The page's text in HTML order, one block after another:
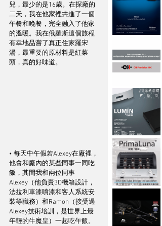
兒，最少的是16歲。在探廠的
二天，我在他家裡共進了一個
午餐和晚餐，完全融入了他家
的溫暖。我在俄羅斯這個旅程
有幸地品嘗了真正住家羅宋
湯，最重要的原材料是紅菜
頭，真的好味道。
• 每天中午假若Alexey在廠裡，
他會和廠內的某些同事一同吃
飯，其間我和兩位同事
Alexey（他負責3D機箱設計，
法拉利車漆噴漆和客人系統安
裝等職務）和Ramon（接受過
Alexey技術培訓，是世界上最
年輕的牛魔皇）一起吃午飯。